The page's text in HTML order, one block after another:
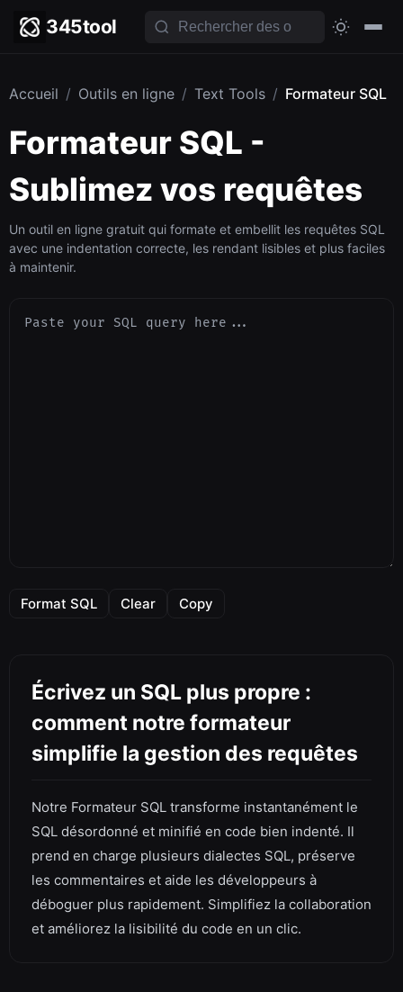
345tool
Accueil / Outils en ligne / Text Tools / Formateur SQL
Formateur SQL -
Sublimez vos requêtes
Un outil en ligne gratuit qui formate et embellit les requêtes SQL
avec une indentation correcte, les rendant lisibles et plus faciles
à maintenir.
Format SQL Clear Copy
Écrivez un SQL plus propre :
comment notre formateur
simplifie la gestion des requêtes
Notre Formateur SQL transforme instantanément le
SQL désordonné et minifié en code bien indenté. Il
prend en charge plusieurs dialectes SQL, préserve
les commentaires et aide les développeurs à
déboguer plus rapidement. Simplifiez la collaboration
et améliorez la lisibilité du code en un clic.